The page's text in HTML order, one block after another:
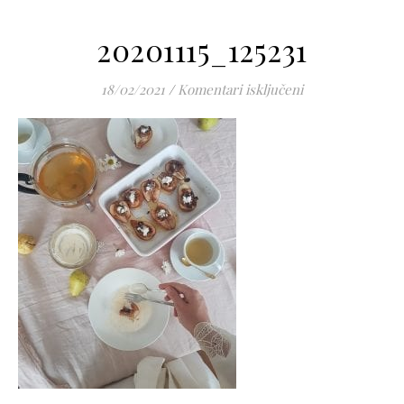
20201115_125231
18/02/2021 / Komentari isključeniza